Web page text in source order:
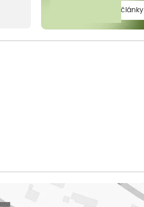
s
zobrazit všechny články